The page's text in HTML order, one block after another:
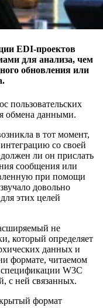
EDI-проектов
для анализа, чем
обновления или
пользовательских
обмена данными.
в тот момент,
со своей
ли он прислать
сообщения или
при помощи
довольно
этих целей
не
который определяет
данных и
формате, читаемом
W3C
с ней связанных.
формат